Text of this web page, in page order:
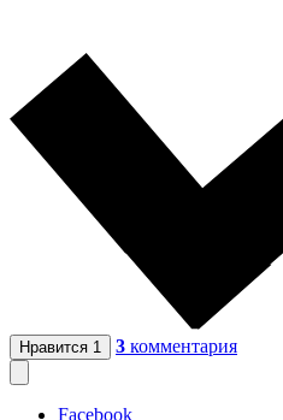
Нравится 1 3 комментария
Facebook